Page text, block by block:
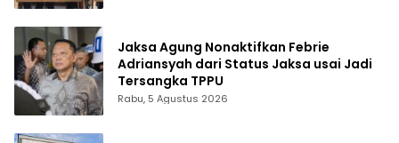
Jaksa Agung Nonaktifkan Febrie
Adriansyah dari Status Jaksa usai Jadi
Tersangka TPPU
Rabu, 5 Agustus 2026